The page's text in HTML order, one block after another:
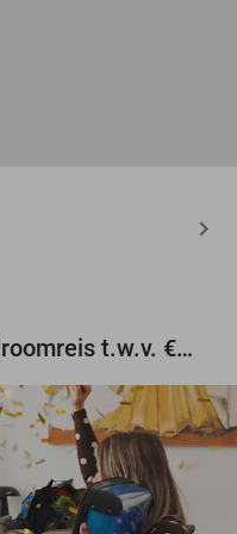
Maak gratis kans op een droomreis t.w.v. €3.000!